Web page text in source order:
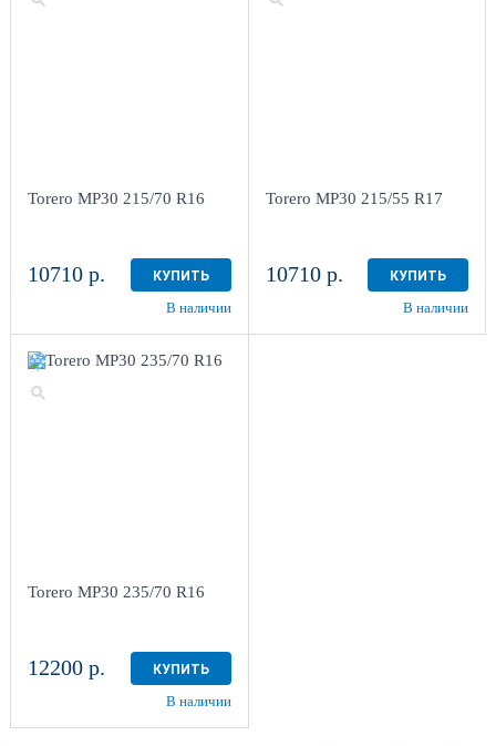
Torero MP30 215/70 R16
10710 р. КУПИТЬ
В наличии
Torero MP30 215/55 R17
10710 р. КУПИТЬ
В наличии
Torero MP30 235/70 R16
12200 р. КУПИТЬ
В наличии